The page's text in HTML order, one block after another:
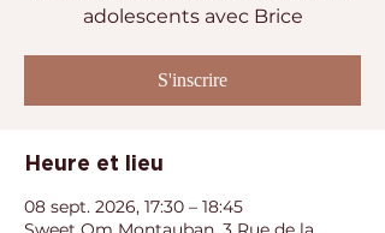
adolescents avec Brice
S'inscrire
Heure et lieu
08 sept. 2026, 17:30 – 18:45